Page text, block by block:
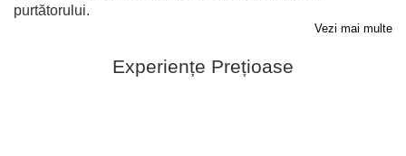
purtătorului.
Vezi mai multe
Experiențe Prețioase